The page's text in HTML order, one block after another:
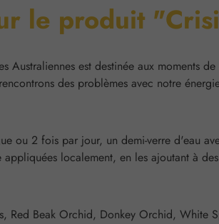
le produit
Australiennes est destinée aux moments
des problèmes avec notre
ou 2 fois par jour, un demi-verre d'eau
appliquées localement, en les ajoutant à
Red Beak Orchid, Donkey Orchid, White